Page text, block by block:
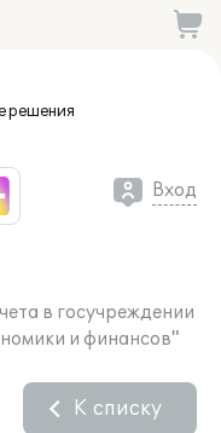
решения
Вход
в госучреждении
и финансов"
К списку